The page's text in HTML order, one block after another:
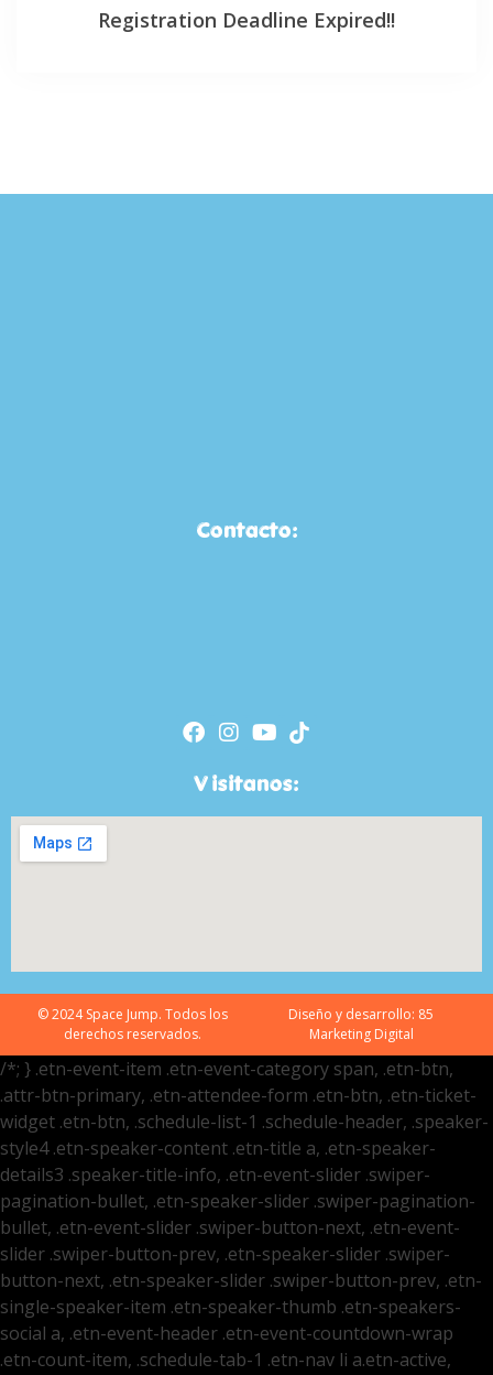
Registration Deadline Expired!!
Contacto:
Visitanos:
© 2024 Space Jump. Todos los
derechos reservados.
Diseño y desarrollo: 85
Marketing Digital
/*; } .etn-event-item .etn-event-category span, .etn-btn,
.attr-btn-primary, .etn-attendee-form .etn-btn, .etn-ticket-
widget .etn-btn, .schedule-list-1 .schedule-header, .speaker-
style4 .etn-speaker-content .etn-title a, .etn-speaker-
details3 .speaker-title-info, .etn-event-slider .swiper-
pagination-bullet, .etn-speaker-slider .swiper-pagination-
bullet, .etn-event-slider .swiper-button-next, .etn-event-
slider .swiper-button-prev, .etn-speaker-slider .swiper-
button-next, .etn-speaker-slider .swiper-button-prev, .etn-
single-speaker-item .etn-speaker-thumb .etn-speakers-
social a, .etn-event-header .etn-event-countdown-wrap
.etn-count-item, .schedule-tab-1 .etn-nav li a.etn-active,